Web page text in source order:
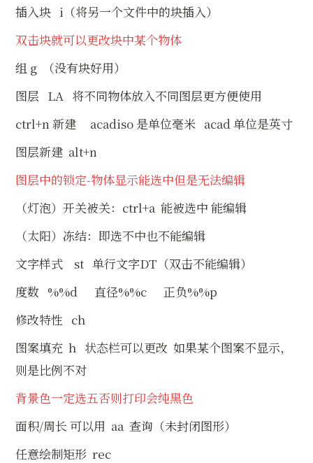
插入块   i（将另一个文件中的块插入）
双击块就可以更改块中某个物体
组 g  （没有块好用）
图层   LA   将不同物体放入不同图层更方便使用
ctrl+n 新建     acadiso 是单位毫米   acad 单位是英寸
图层新建  alt+n
图层中的锁定-物体显示能选中但是无法编辑
（灯泡）开关被关：ctrl+a  能被选中 能编辑
（太阳）冻结：即选不中也不能编辑
文字样式    st   单行文字DT（双击不能编辑）
度数   %%d      直径%%c      正负%%p
修改特性   ch
图案填充  h   状态栏可以更改  如果某个图案不显示，
则是比例不对
背景色一定选五否则打印会纯黑色
面积/周长 可以用  aa  查询（未封闭图形）
任意绘制矩形  rec